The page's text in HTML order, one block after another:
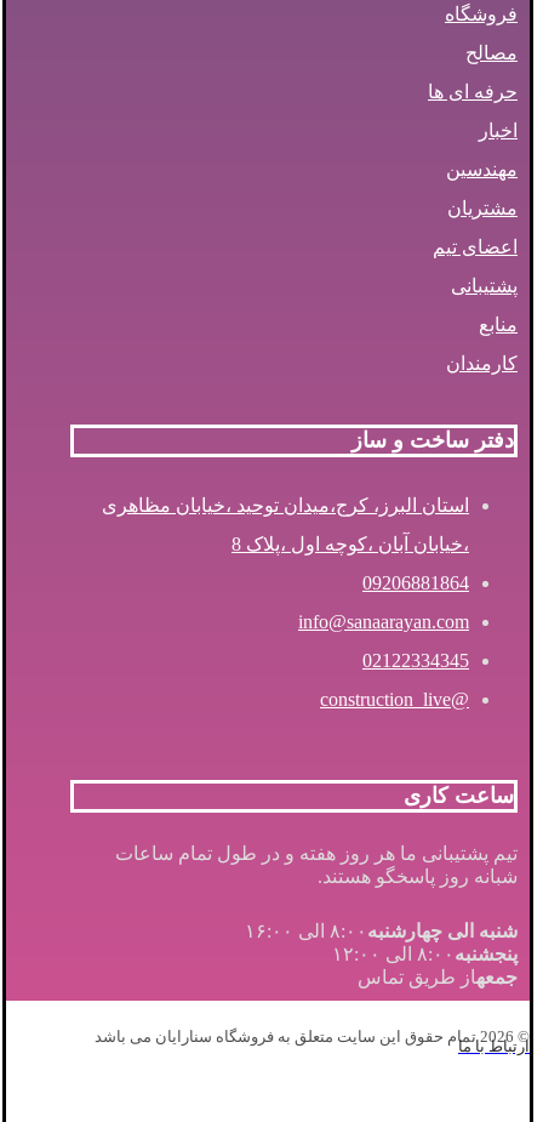
فروشگاه
مصالح
حرفه ای ها
اخبار
مهندسین
مشتریان
اعضای تیم
پشتیبانی
منابع
کارمندان
دفتر ساخت و ساز
استان البرز، کرج،میدان توحید ،خیابان مظاهری
،خیابان آبان ،کوچه اول ،پلاک 8
09206881864
info@sanaarayan.com
02122334345
@construction_live
ساعت کاری
تیم پشتیبانی ما هر روز هفته و در طول تمام ساعات
شبانه روز پاسخگو هستند.
شنبه الی چهارشنبه ۸:۰۰ الی ۱۶:۰۰
پنجشنبه ۸:۰۰ الی ۱۲:۰۰
جمعهاز طریق تماس
© 2026 تمام حقوق این سایت متعلق به فروشگاه سنارایان می باشد
ارتباط با ما